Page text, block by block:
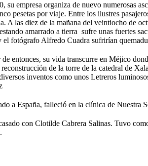
su empresa organiza de nuevo numerosas
pesetas por viaje. Entre los ilustres
A las diez de la mañana del veintiocho de
amarrado a tierra sufre unas fuertes
el fotógrafo Alfredo Cuadra sufrirían
entonces, su vida transcurre en Méjico
de la torre de la catedral de
inventos como unos Letreros
a España, falleció en la clínica de Nuestra
con Clotilde Cabrera Salinas. Tuvo